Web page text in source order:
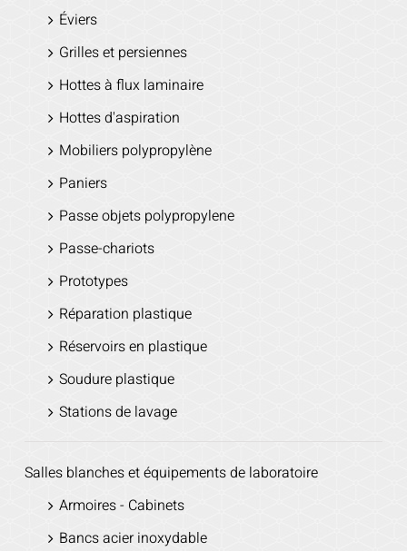
Éviers
Grilles et persiennes
Hottes à flux laminaire
Hottes d'aspiration
Mobiliers polypropylène
Paniers
Passe objets polypropylene
Passe-chariots
Prototypes
Réparation plastique
Réservoirs en plastique
Soudure plastique
Stations de lavage
Salles blanches et équipements de laboratoire
Armoires - Cabinets
Bancs acier inoxydable